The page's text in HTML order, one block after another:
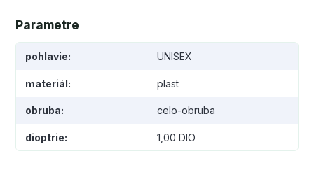
Parametre
pohlavie UNISEX
materiál plast
obruba celo-obruba
dioptrie 1,00 DIO